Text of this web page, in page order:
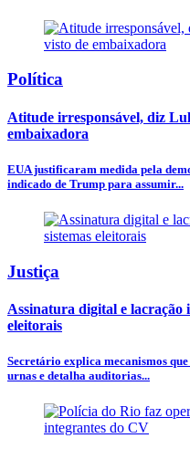
Política
Atitude irresponsável, diz
embaixadora
EUA justificaram medida pela
indicado de Trump para assumir...
Justiça
Assinatura digital e lacração
eleitorais
Secretário explica mecanismos
urnas e detalha auditorias...